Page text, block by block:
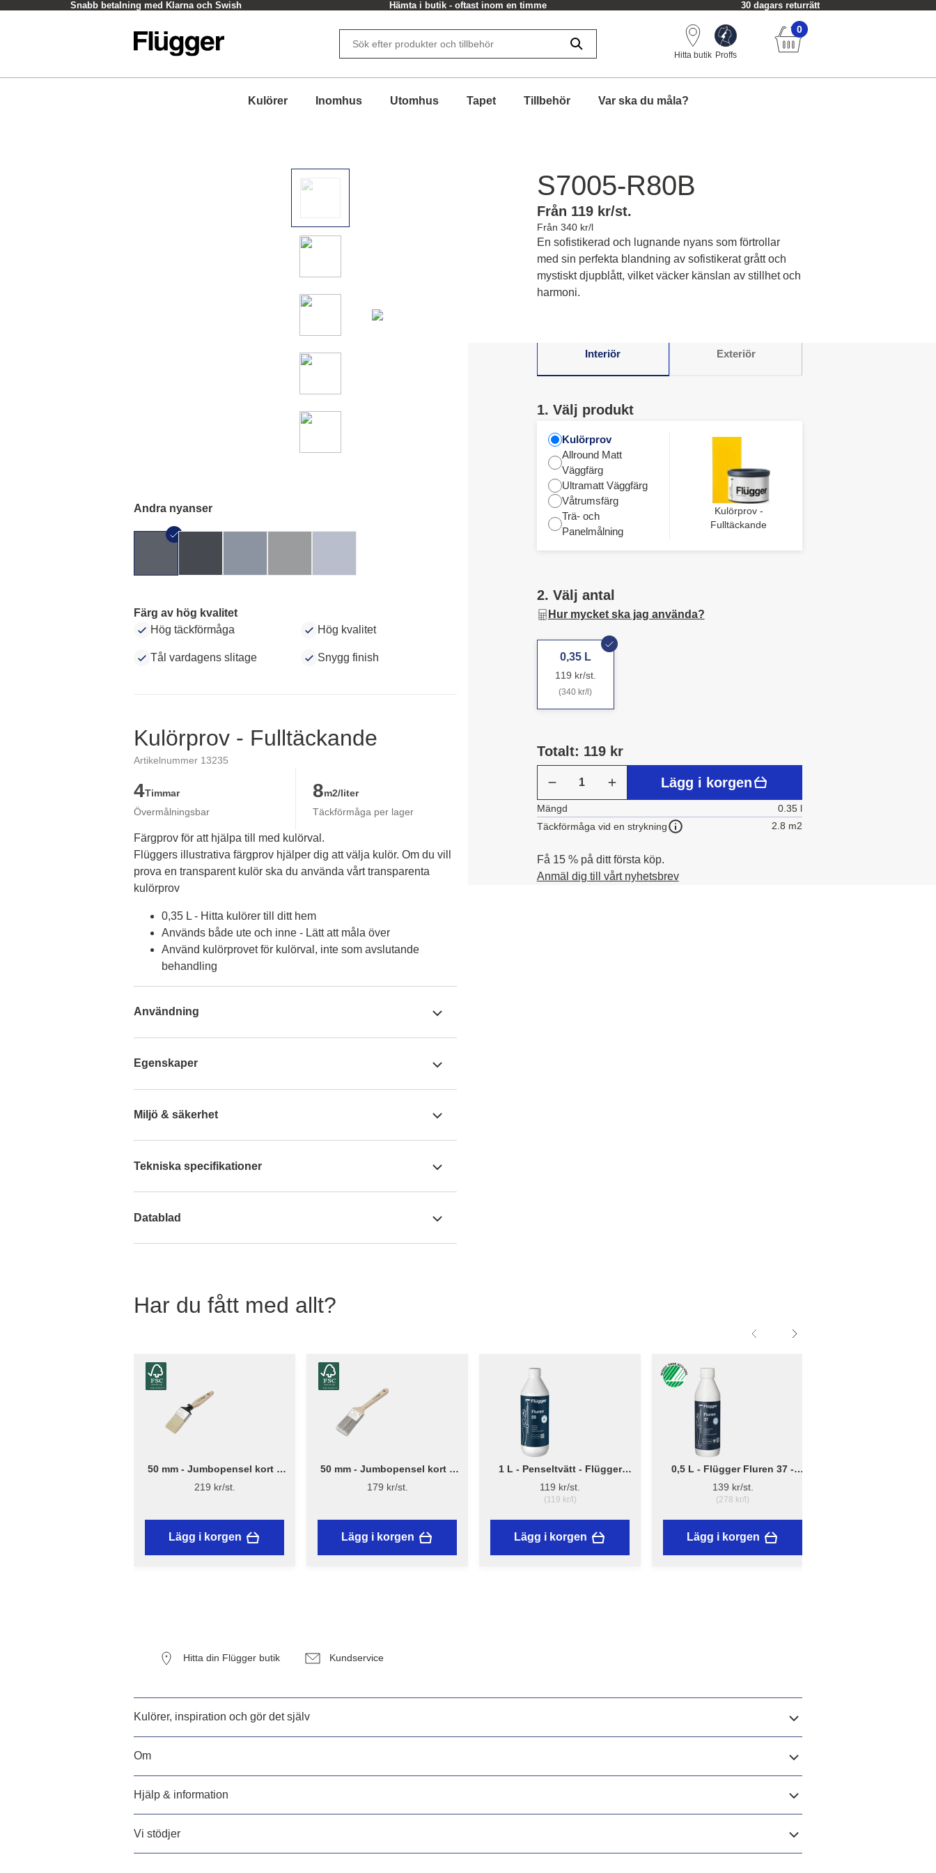
Snabb betalning med Klarna och Swish Hämta i butik - oftast inom en timme 30 dagars returrätt
Hitta butik Proffs
0
Kulörer Inomhus Utomhus Tapet Tillbehör Var ska du måla?
Andra nyanser
Färg av hög kvalitet
Hög täckförmåga
Hög kvalitet
Tål vardagens slitage Snygg finish
Kulörprov - Fulltäckande
Artikelnummer 13235
4Timmar
Övermålningsbar
8m2/liter
Täckförmåga per lager
Färgprov för att hjälpa till med kulörval.
Flüggers illustrativa färgprov hjälper dig att välja kulör. Om du vill
prova en transparent kulör ska du använda vårt transparenta
kulörprov
0,35 L - Hitta kulörer till ditt hem
Används både ute och inne - Lätt att måla över
Använd kulörprovet för kulörval, inte som avslutande
behandling
Användning
Egenskaper
Miljö & säkerhet
Tekniska specifikationer
Datablad
S7005-R80B
Från 119 kr/st.
Från 340 kr/l
En sofistikerad och lugnande nyans som förtrollar
med sin perfekta blandning av sofistikerat grått och
mystiskt djupblått, vilket väcker känslan av stillhet och
harmoni.
Interiör Exteriör
1. Välj produkt
Kulörprov
Allround Matt
Väggfärg
Ultramatt Väggfärg
Våtrumsfärg
Trä- och
Panelmålning
Kulörprov -
Fulltäckande
2. Välj antal
Hur mycket ska jag använda?
0,35 L
119 kr/st.
(340 kr/l)
Totalt: 119 kr
Lägg i korgen
Mängd
0.35 l
Täckförmåga vid en strykning
2.8 m2
Få 15 % på ditt första köp.
Anmäl dig till vårt nyhetsbrev
Har du fått med allt?
50 mm - Jumbopensel kort –
Flügger Excellence
219 kr/st.
Lägg i korgen
50 mm - Jumbopensel kort –
Flügger Pro Series
179 kr/st.
Lägg i korgen
1 L - Penseltvätt - Flügger
Fluren 59
119 kr/st.
(119 kr/l)
Lägg i korgen
0,5 L - Flügger Fluren 37 -
Grundrengöring
139 kr/st.
(278 kr/l)
Lägg i korgen
Hitta din Flügger butik Kundservice
Kulörer, inspiration och gör det själv
Om
Hjälp & information
Vi stödjer